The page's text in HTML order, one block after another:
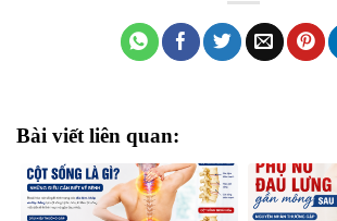
Bài viết liên quan: